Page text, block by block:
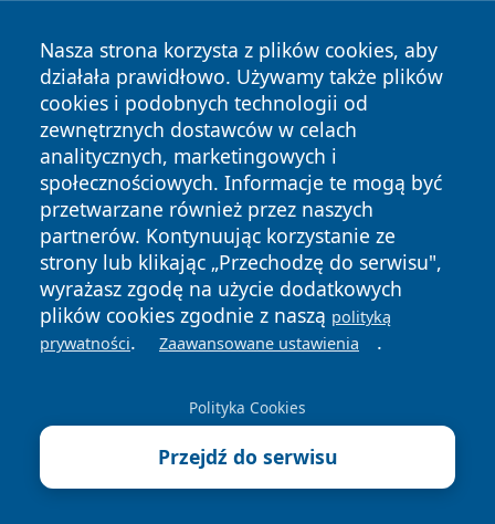
Poczesna, powiat częstochowski -
adresy, telefony, godziny otwarcia
8 sierpnia 2026
Apteki Koniecpol, powiat
częstochowski - adresy, telefony,
godziny otwarcia
8 sierpnia 2026
Apteki Konopiska, powiat
częstochowski - adresy, telefony,
godziny otwarcia
8 sierpnia 2026
Apteki Kościelec, gmina Rędziny,
telefony, godziny otwarcia
<< Poprzedni
Nasza strona korzysta z plików cookies, aby
działała prawidłowo. Używamy także plików
cookies i podobnych technologii od
zewnętrznych dostawców w celach
analitycznych, marketingowych i
społecznościowych. Informacje te mogą być
przetwarzane również przez naszych
partnerów. Kontynuując korzystanie ze
strony lub klikając „Przechodzę do serwisu",
wyrażasz zgodę na użycie dodatkowych
plików cookies zgodnie z naszą polityką
prywatności. Zaawansowane ustawienia .
Polityka Cookies
Przejdź do serwisu